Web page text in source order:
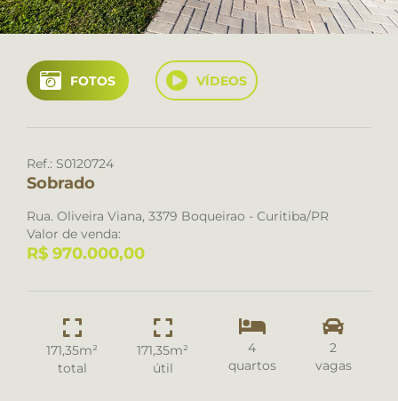
Locação: (41) 3022 2400
FOTOS VÍDEOS
Ref.: S0120724
Sobrado
Rua. Oliveira Viana, 3379 Boqueirao - Curitiba/PR
Valor de venda:
R$ 970.000,00
171,35m²
total
171,35m²
útil
4
quartos
2
vagas